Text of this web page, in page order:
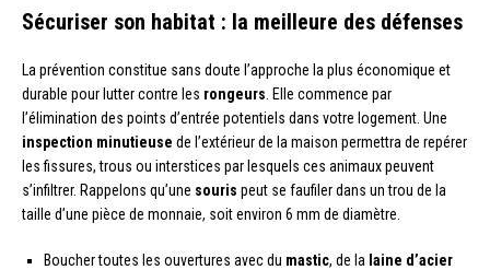
Sécuriser son habitat : la meilleure des défenses
La prévention constitue sans doute l’approche la plus économique et
durable pour lutter contre les rongeurs . Elle commence par
l’élimination des points d’entrée potentiels dans votre logement. Une
inspection minutieuse de l’extérieur de la maison permettra de repérer
les fissures, trous ou interstices par lesquels ces animaux peuvent
s’infiltrer. Rappelons qu’une souris peut se faufiler dans un trou de la
taille d’une pièce de monnaie, soit environ 6 mm de diamètre.
Boucher toutes les ouvertures avec du mastic, de la laine d’acier